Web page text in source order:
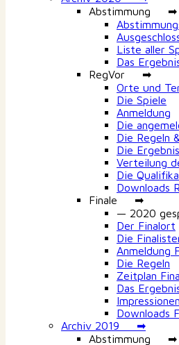
Abstimmung ➡
Liste aller
Das
RegVor ➡
Orte und
Die Spiele
Anmeldung
Die
Die Regeln
Die
Verteilung
Die
Downloads
Finale ➡
— 2020
Der Finalort
Die
Anmeldung
Die Regeln
Zeitplan
Das
Impressionen
Downloads
Archiv 2019 ➡
Abstimmung ➡